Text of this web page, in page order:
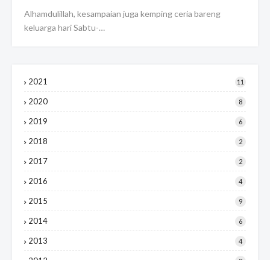
Alhamdulillah, kesampaian juga kemping ceria bareng
keluarga hari Sabtu-…
2021 11
2020 8
2019 6
2018 2
2017 2
2016 4
2015 9
2014 6
2013 4